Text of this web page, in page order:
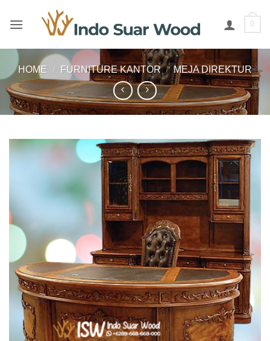
0
HOME / FURNITURE KANTOR / MEJA DIREKTUR